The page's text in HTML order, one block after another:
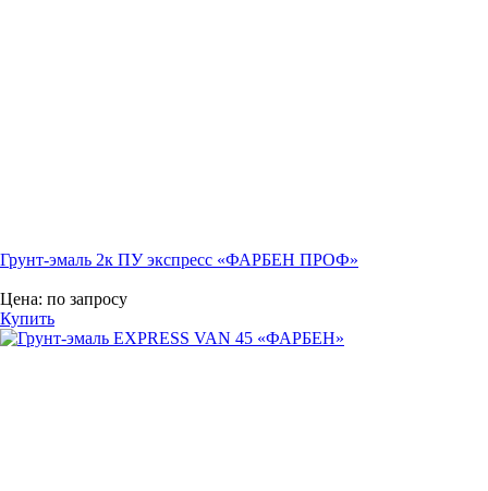
Грунт-эмаль 2к ПУ экспресс «ФАРБЕН ПРОФ»
Цена: по запросу
Купить